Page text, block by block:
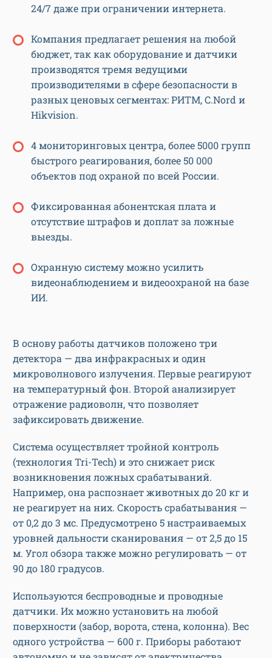
24/7 даже при ограничении интернета.
Компания предлагает решения на любой
бюджет, так как оборудование и датчики
производятся тремя ведущими
производителями в сфере безопасности в
разных ценовых сегментах: РИТМ, C.Nord и
Hikvision.
4 мониторинговых центра, более 5000 групп
быстрого реагирования, более 50 000
объектов под охраной по всей России.
Фиксированная абонентская плата и
отсутствие штрафов и доплат за ложные
выезды.
Охранную систему можно усилить
видеонаблюдением и видеоохраной на базе
ИИ.
В основу работы датчиков положено три
детектора — два инфракрасных и один
микроволнового излучения. Первые реагируют
на температурный фон. Второй анализирует
отражение радиоволн, что позволяет
зафиксировать движение.
Система осуществляет тройной контроль
(технология Tri-Tech) и это снижает риск
возникновения ложных срабатываний.
Например, она распознает животных до 20 кг и
не реагирует на них. Скорость срабатывания —
от 0,2 до 3 мс. Предусмотрено 5 настраиваемых
уровней дальности сканирования — от 2,5 до 15
м. Угол обзора также можно регулировать — от
90 до 180 градусов.
Используются беспроводные и проводные
датчики. Их можно установить на любой
поверхности (забор, ворота, стена, колонна). Вес
одного устройства — 600 г. Приборы работают